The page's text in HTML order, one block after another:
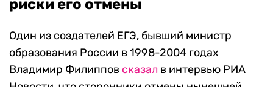
риски его отмены
Один из создателей ЕГЭ, бывший министр
образования России в 1998-2004 годах
Владимир Филиппов сказал в интервью РИА